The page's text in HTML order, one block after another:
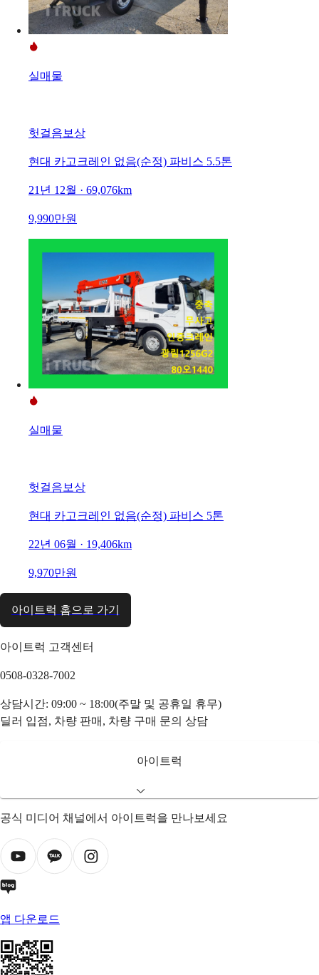
실매물
헛걸음보상
현대 카고크레인 없음(순정) 파비스 5.5톤
21년 12월 · 69,076km
9,990만원
실매물
헛걸음보상
현대 카고크레인 없음(순정) 파비스 5톤
22년 06월 · 19,406km
9,970만원
아이트럭 홈으로 가기
아이트럭 고객센터
0508-0328-7002
상담시간: 09:00 ~ 18:00(주말 및 공휴일 휴무)
딜러 입점, 차량 판매, 차량 구매 문의 상담
아이트럭
공식 미디어 채널에서 아이트럭을 만나보세요
앱 다운로드